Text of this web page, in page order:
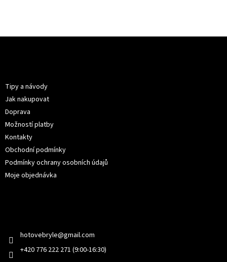
Tipy a návody
Jak nakupovat
Doprava
Možností platby
Kontakty
Obchodní podmínky
Podmínky ochrany osobních údajů
Moje objednávka
hotovebryle@gmail.com
+420 776 222 271 (9:00-16:30)